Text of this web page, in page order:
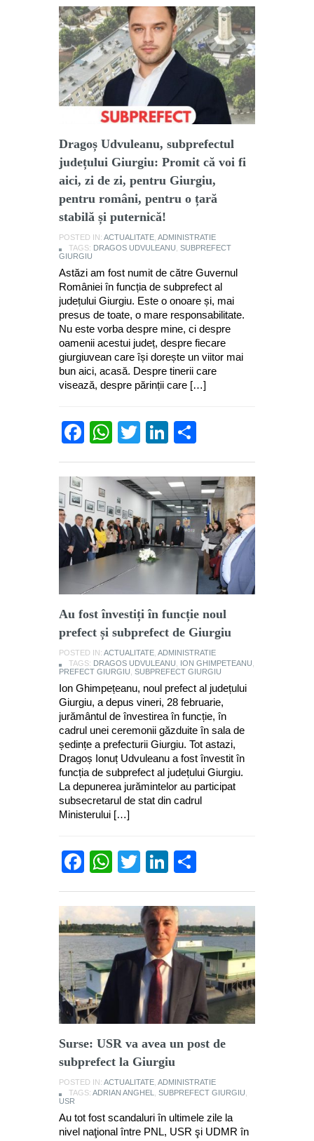
Dragoș Udvuleanu, subprefectul
județului Giurgiu: Promit că voi fi
aici, zi de zi, pentru Giurgiu,
pentru români, pentru o țară
stabilă și puternică!
POSTED IN: ACTUALITATE ADMINISTRATIE
TAGS: DRAGOS UDVULEANU SUBPREFECT
GIURGIU
Astăzi am fost numit de către Guvernul
României în funcția de subprefect al
județului Giurgiu. Este o onoare și, mai
presus de toate, o mare responsabilitate.
Nu este vorba despre mine, ci despre
oamenii acestui județ, despre fiecare
giurgiuvean care își dorește un viitor mai
bun aici, acasă. Despre tinerii care
visează, despre părinții care […]
Facebook
WhatsApp
TwitterLinkedIn
Au fost învestiți în funcție noul
prefect și subprefect de Giurgiu
POSTED IN: ACTUALITATE ADMINISTRATIE
TAGS: DRAGOS UDVULEANU ION GHIMPETEANU
PREFECT GIURGIU SUBPREFECT GIURGIU
Ion Ghimpețeanu, noul prefect al județului
Giurgiu, a depus vineri, 28 februarie,
jurământul de învestirea în funcție, în
cadrul unei ceremonii găzduite în sala de
ședințe a prefecturii Giurgiu. Tot astazi,
Dragoș Ionuț Udvuleanu a fost învestit în
funcția de subprefect al județului Giurgiu.
La depunerea jurămintelor au participat
subsecretarul de stat din cadrul
Ministerului […]
Facebook
WhatsApp
TwitterLinkedIn
Surse: USR va avea un post de
subprefect la Giurgiu
POSTED IN: ACTUALITATE ADMINISTRATIE
TAGS: ADRIAN ANGHEL SUBPREFECT GIURGIU
USR
Au tot fost scandaluri în ultimele zile la
nivel naţional între PNL, USR şi UDMR în